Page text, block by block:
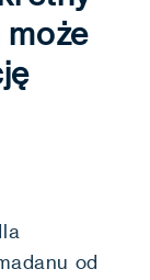
od